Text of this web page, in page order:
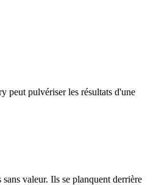
peut pulvériser les résultats d'une
valeur. Ils se planquent derrière